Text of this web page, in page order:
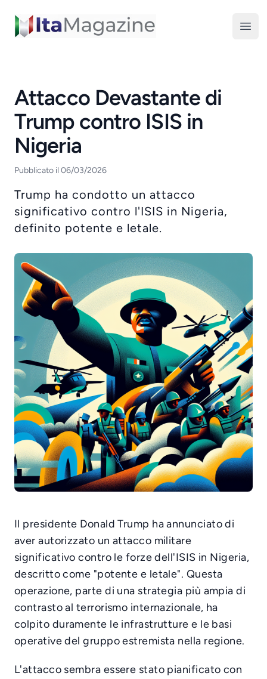
ItaMagazine
Attacco Devastante di
Trump contro ISIS in
Nigeria
Pubblicato il 06/03/2026
Trump ha condotto un attacco
significativo contro l'ISIS in Nigeria,
definito potente e letale.
Il presidente Donald Trump ha annunciato di
aver autorizzato un attacco militare
significativo contro le forze dell'ISIS in Nigeria,
descritto come "potente e letale". Questa
operazione, parte di una strategia più ampia di
contrasto al terrorismo internazionale, ha
colpito duramente le infrastrutture e le basi
operative del gruppo estremista nella regione.
L'attacco sembra essere stato pianificato con